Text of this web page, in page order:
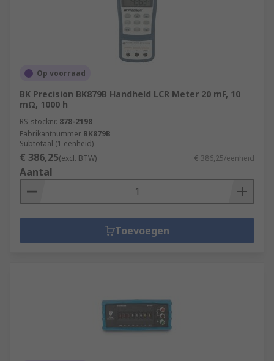
Op voorraad
BK Precision BK879B Handheld LCR Meter 20 mF, 10
mΩ, 1000 h
RS-stocknr. 878-2198
Fabrikantnummer BK879B
Subtotaal (1 eenheid)
€ 386,25(excl. BTW) € 386,25/eenheid
Aantal
Toevoegen